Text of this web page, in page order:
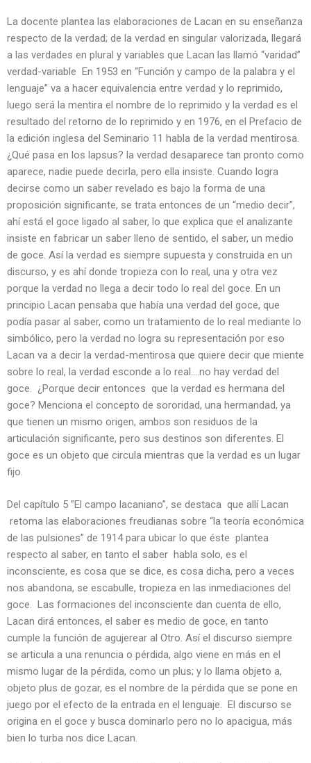
La docente plantea las elaboraciones de Lacan en su enseñanza
respecto de la verdad; de la verdad en singular valorizada, llegará
a las verdades en plural y variables que Lacan las llamó “varidad”
verdad-variable En 1953 en “Función y campo de la palabra y el
lenguaje” va a hacer equivalencia entre verdad y lo reprimido,
luego será la mentira el nombre de lo reprimido y la verdad es el
resultado del retorno de lo reprimido y en 1976, en el Prefacio de
la edición inglesa del Seminario 11 habla de la verdad mentirosa.
¿Qué pasa en los lapsus? la verdad desaparece tan pronto como
aparece, nadie puede decirla, pero ella insiste. Cuando logra
decirse como un saber revelado es bajo la forma de una
proposición significante, se trata entonces de un “medio decir”,
ahí está el goce ligado al saber, lo que explica que el analizante
insiste en fabricar un saber lleno de sentido, el saber, un medio
de goce. Así la verdad es siempre supuesta y construida en un
discurso, y es ahí donde tropieza con lo real, una y otra vez
porque la verdad no llega a decir todo lo real del goce. En un
principio Lacan pensaba que había una verdad del goce, que
podía pasar al saber, como un tratamiento de lo real mediante lo
simbólico, pero la verdad no logra su representación por eso
Lacan va a decir la verdad-mentirosa que quiere decir que miente
sobre lo real, la verdad esconde a lo real….no hay verdad del
goce. ¿Porque decir entonces que la verdad es hermana del
goce? Menciona el concepto de sororidad, una hermandad, ya
que tienen un mismo origen, ambos son residuos de la
articulación significante, pero sus destinos son diferentes. El
goce es un objeto que circula mientras que la verdad es un lugar
fijo.
Del capítulo 5 ”El campo lacaniano”, se destaca que allí Lacan
retoma las elaboraciones freudianas sobre “la teoría económica
de las pulsiones” de 1914 para ubicar lo que éste plantea
respecto al saber, en tanto el saber habla solo, es el
inconsciente, es cosa que se dice, es cosa dicha, pero a veces
nos abandona, se escabulle, tropieza en las inmediaciones del
goce. Las formaciones del inconsciente dan cuenta de ello,
Lacan dirá entonces, el saber es medio de goce, en tanto
cumple la función de agujerear al Otro. Así el discurso siempre
se articula a una renuncia o pérdida, algo viene en más en el
mismo lugar de la pérdida, como un plus; y lo llama objeto a,
objeto plus de gozar, es el nombre de la pérdida que se pone en
juego por el efecto de la entrada en el lenguaje. El discurso se
origina en el goce y busca dominarlo pero no lo apacigua, más
bien lo turba nos dice Lacan.